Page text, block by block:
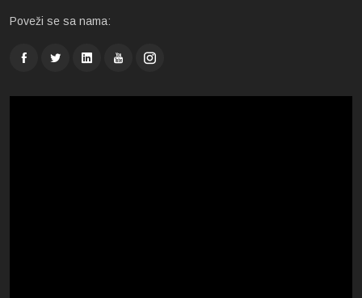
Poveži se sa nama: